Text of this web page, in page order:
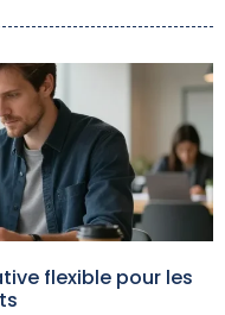
flexible pour les